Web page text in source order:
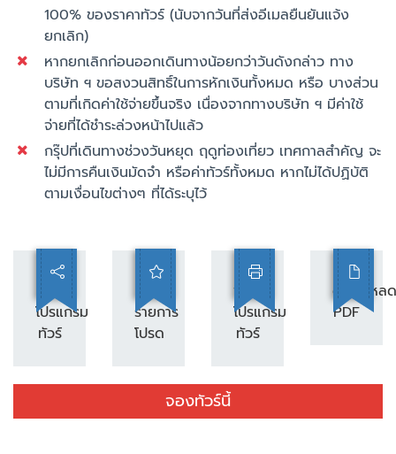
100% ของราคาทัวร์ (นับจากวันที่ส่งอีเมลยืนยันแจ้ง
ยกเลิก)
หากยกเลิกก่อนออกเดินทางน้อยกว่าวันดังกล่าว ทาง
บริษัท ฯ ขอสงวนสิทธิ์ในการหักเงินทั้งหมด หรือ บางส่วน
ตามที่เกิดค่าใช้จ่ายขึ้นจริง เนื่องจากทางบริษัท ฯ มีค่าใช้
จ่ายที่ได้ชำระล่วงหน้าไปแล้ว
กรุ๊ปที่เดินทางช่วงวันหยุด ฤดูท่องเที่ยว เทศกาลสำคัญ จะ
ไม่มีการคืนเงินมัดจำ หรือค่าทัวร์ทั้งหมด หากไม่ได้ปฏิบัติ
ตามเงื่อนไขต่างๆ ที่ได้ระบุไว้
แชร์
โปรแกรม
ทัวร์
เพิ่ม
รายการ
โปรด
พิมพ์
โปรแกรม
ทัวร์
ดาวน์โหลด
PDF
จองทัวร์นี้